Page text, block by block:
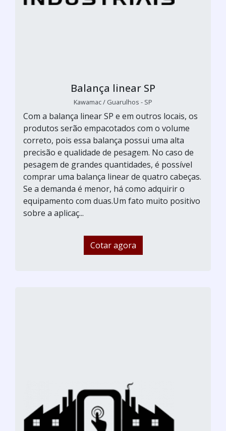
Balança linear SP
Kawamac / Guarulhos - SP
Com a balança linear SP e em outros locais, os
produtos serão empacotados com o volume
correto, pois essa balança possui uma alta
precisão e qualidade de pesagem. No caso de
pesagem de grandes quantidades, é possível
comprar uma balança linear de quatro cabeças.
Se a demanda é menor, há como adquirir o
equipamento com duas.Um fato muito positivo
sobre a aplicaç...
Cotar agora